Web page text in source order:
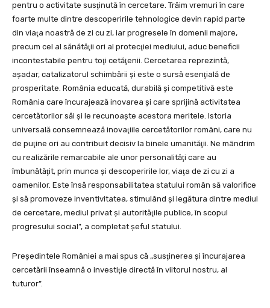
pentru o activitate susţinută în cercetare. Trăim vremuri în care
foarte multe dintre descoperirile tehnologice devin rapid parte
din viaţa noastră de zi cu zi, iar progresele în domenii majore,
precum cel al sănătăţii ori al protecţiei mediului, aduc beneficii
incontestabile pentru toţi cetăţenii. Cercetarea reprezintă,
aşadar, catalizatorul schimbării şi este o sursă esenţială de
prosperitate. România educată, durabilă şi competitivă este
România care încurajează inovarea şi care sprijină activitatea
cercetătorilor săi şi le recunoaşte acestora meritele. Istoria
universală consemnează inovaţiile cercetătorilor români, care nu
de puţine ori au contribuit decisiv la binele umanităţii. Ne mândrim
cu realizările remarcabile ale unor personalităţi care au
îmbunătăţit, prin munca şi descoperirile lor, viaţa de zi cu zi a
oamenilor. Este însă responsabilitatea statului român să valorifice
şi să promoveze inventivitatea, stimulând şi legătura dintre mediul
de cercetare, mediul privat şi autorităţile publice, în scopul
progresului social”, a completat şeful statului.
Preşedintele României a mai spus că „susţinerea şi încurajarea
cercetării înseamnă o investiţie directă în viitorul nostru, al
tuturor”.